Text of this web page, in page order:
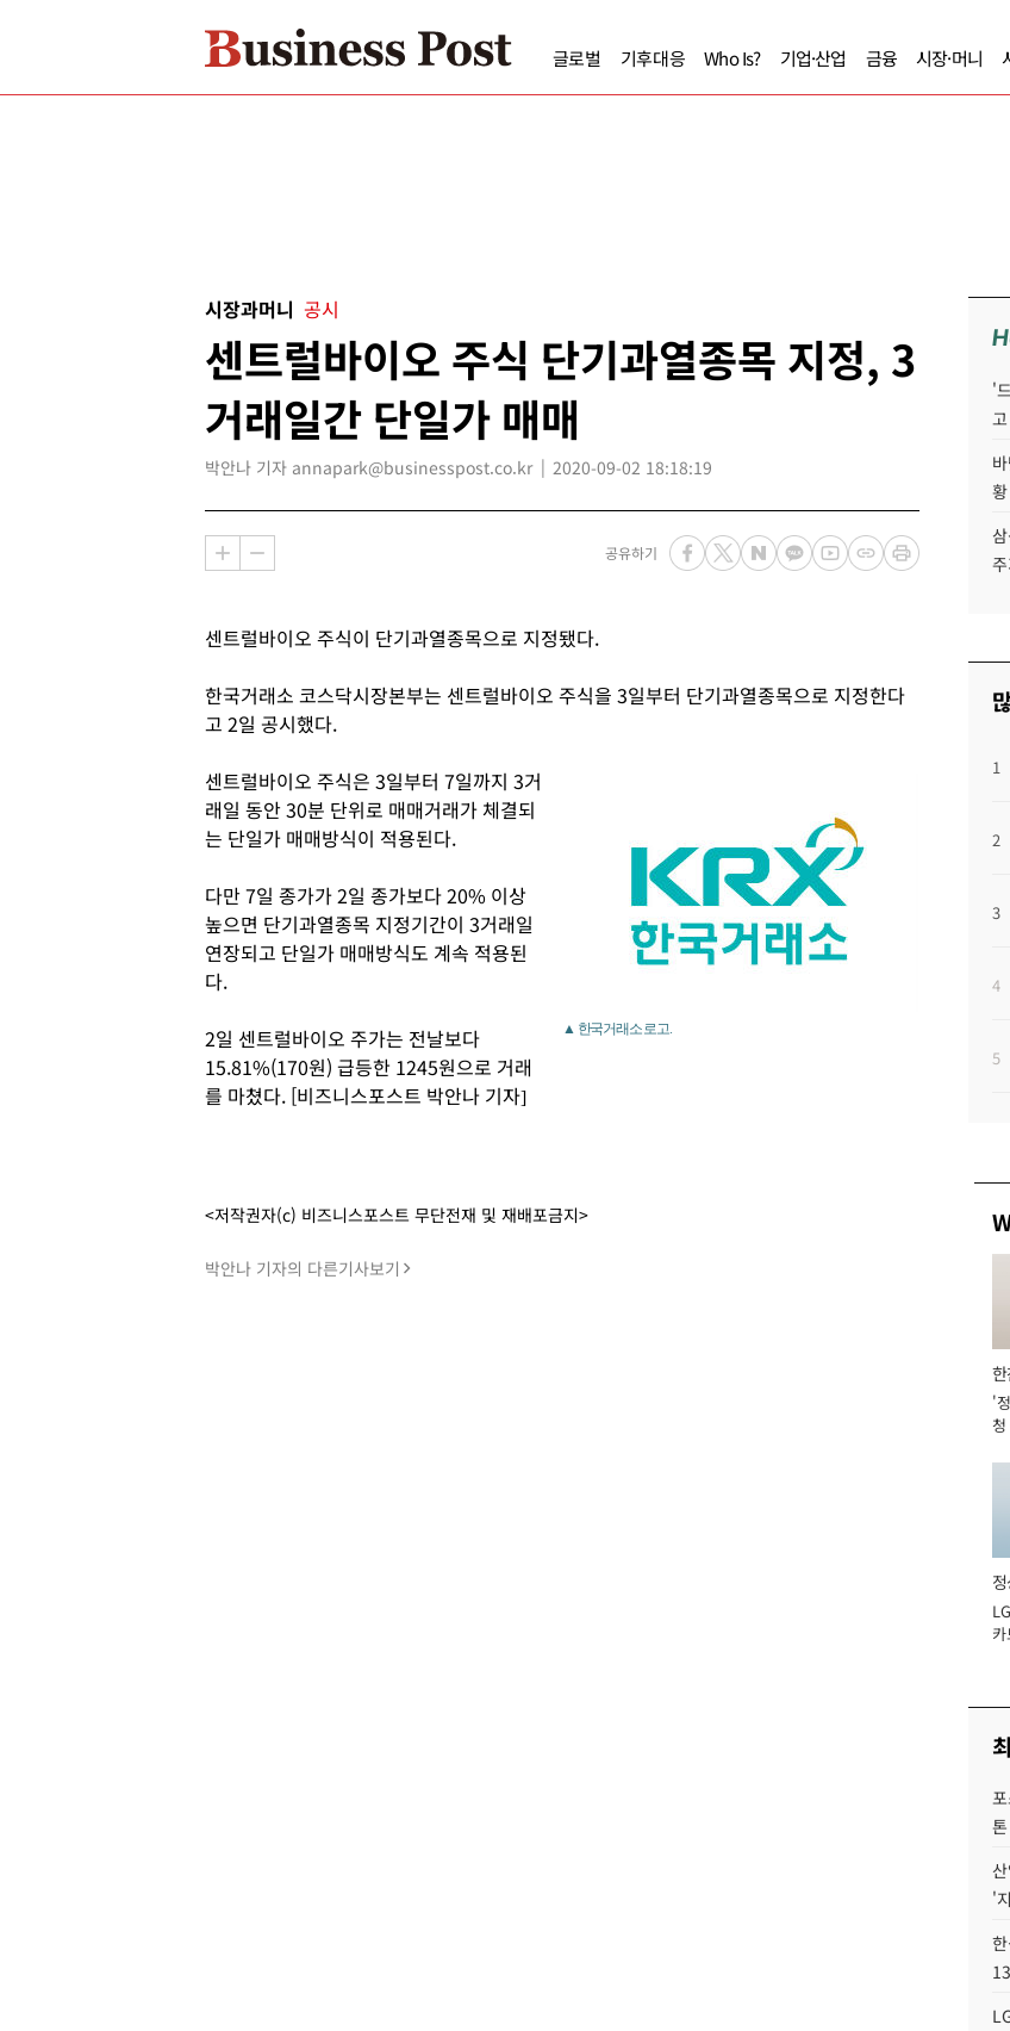
글로벌 기후대응 Who Is? 기업·산업 금융 시장·머니
시장과머니 공시
센트럴바이오 주식 단기과열종목 지정, 3
거래일간 단일가 매매
박안나 기자 annapark@businesspost.co.kr 2020-09-02 18:18:19
공유하기
센트럴바이오 주식이 단기과열종목으로 지정됐다.
한국거래소 코스닥시장본부는 센트럴바이오 주식을 3일부터 단기과열종목으로 지정한다
고 2일 공시했다.
▲ 한국거래소 로고.
센트럴바이오 주식은 3일부터 7일까지 3거
래일 동안 30분 단위로 매매거래가 체결되
는 단일가 매매방식이 적용된다.
다만 7일 종가가 2일 종가보다 20% 이상
높으면 단기과열종목 지정기간이 3거래일
연장되고 단일가 매매방식도 계속 적용된
다.
2일 센트럴바이오 주가는 전날보다
15.81%(170원) 급등한 1245원으로 거래
를 마쳤다. [비즈니스포스트 박안나 기자]
<저작권자(c) 비즈니스포스트 무단전재 및 재배포금지>
박안나 기자의 다른기사보기
'
1
2
3
4
5
관
'
청
장
'